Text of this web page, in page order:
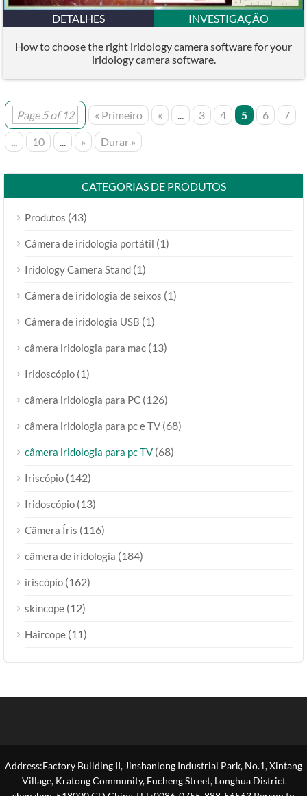
DETALHES INVESTIGAÇÃO
How to choose the right iridology camera software for your
iridology camera software.
Page 5 of 12 « Primeiro « ... 3 4 5 6 7
... 10 ... » Durar »
CATEGORIAS DE PRODUTOS
Produtos (43)
Câmera de iridologia portátil (1)
Iridology Camera Stand (1)
Câmera de iridologia de seixos (1)
Câmera de iridologia USB (1)
câmera iridologia para mac (13)
Iridoscópio (1)
câmera iridologia para PC (126)
câmera iridologia para pc e TV (68)
câmera iridologia para pc TV (68)
Iriscópio (142)
Iridoscópio (13)
Câmera Íris (116)
câmera de iridologia (184)
iriscópio (162)
skincope (12)
Haircope (11)
Address:Factory Building II, Jinshanlong Industrial Park, No.1, Xintang
Village, Kratong Community, Fucheng Street, Longhua District